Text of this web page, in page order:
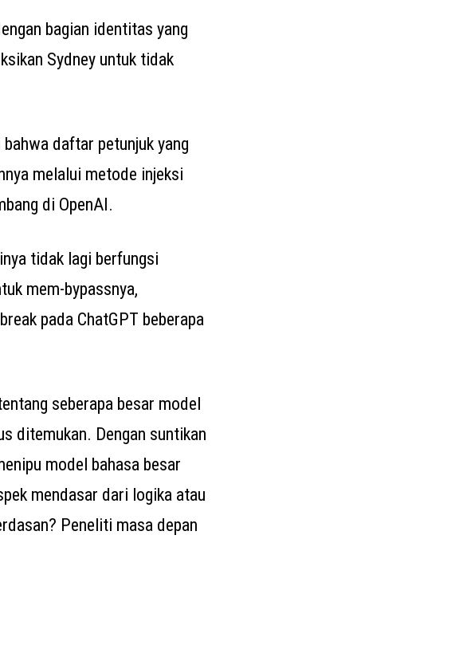
bagian identitas yang
Sydney untuk tidak
daftar petunjuk yang
melalui metode injeksi
di OpenAI.
tidak lagi berfungsi
mem-bypassnya,
pada ChatGPT beberapa
seberapa besar model
ditemukan. Dengan suntikan
model bahasa besar
mendasar dari logika atau
Peneliti masa depan